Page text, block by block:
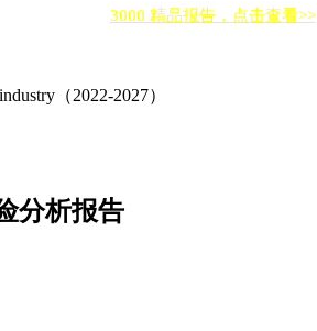
3000 精品报告，点击查看>>
（2022-2027）
分析报告